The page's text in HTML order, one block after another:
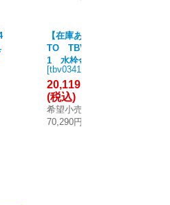
【在庫あり】TO
TO TBV03410J
1 水栓金具 GG
シリーズ 壁付サ
ーモスタット混
合水栓 (コンフォ
ートウエーブク
リック) スパウト
[tbv03410j1
20,119円
(税込)
希望小売価格
70,290円